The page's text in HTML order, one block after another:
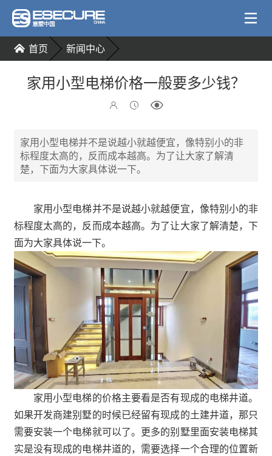
首页 新闻中心
家用小型电梯价格一般要多少钱？
家用小型电梯并不是说越小就越便宜，像特别小的非
标程度太高的，反而成本越高。为了让大家了解清
楚，下面为大家具体说一下。
家用小型电梯并不是说越小就越便宜，像特别小的非
标程度太高的，反而成本越高。为了让大家了解清楚，下
面为大家具体说一下。
家用小型电梯的价格主要看是否有现成的电梯井道。
如果开发商建别墅的时候已经留有现成的土建井道，那只
需要安装一个电梯就可以了。更多的别墅里面安装电梯其
实是没有现成的电梯井道的，需要选择一个合理的位置新